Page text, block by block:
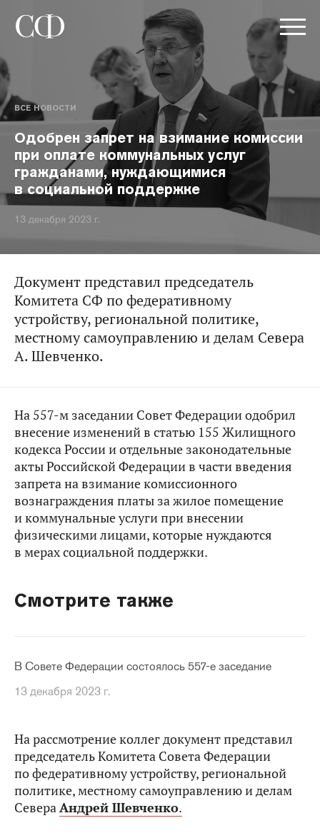
ВСЕ НОВОСТИ
Одобрен запрет на взимание комиссии
при оплате коммунальных услуг
гражданами, нуждающимися
в социальной поддержке
13 декабря 2023 г.
Документ представил председатель
Комитета СФ по федеративному
устройству, региональной политике,
местному самоуправлению и делам Севера
А. Шевченко.
На 557-м заседании Совет Федерации одобрил
внесение изменений в статью 155 Жилищного
кодекса России и отдельные законодательные
акты Российской Федерации в части введения
запрета на взимание комиссионного
вознаграждения платы за жилое помещение
и коммунальные услуги при внесении
физическими лицами, которые нуждаются
в мерах социальной поддержки.
Смотрите также
В Совете Федерации состоялось 557-е заседание
13 декабря 2023 г.
На рассмотрение коллег документ представил
председатель Комитета Совета Федерации
по федеративному устройству, региональной
политике, местному самоуправлению и делам
СевераАндрей Шевченко.